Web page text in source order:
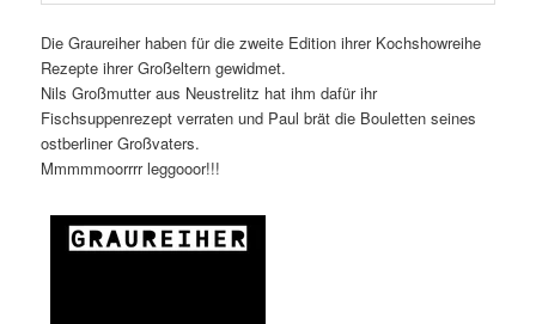
Die Graureiher haben für die zweite Edition ihrer Kochshowreihe
Rezepte ihrer Großeltern gewidmet.
Nils Großmutter aus Neustrelitz hat ihm dafür ihr
Fischsuppenrezept verraten und Paul brät die Bouletten seines
ostberliner Großvaters.
Mmmmmoorrrr leggooor!!!